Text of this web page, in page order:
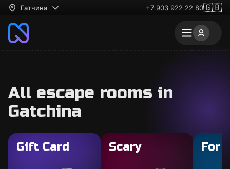
Гатчина +7 903 922 22 80🇬🇧
All escape rooms in
Gatchina
Gift Card Scary For